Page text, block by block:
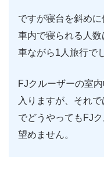
ですが寝台を斜め
車内で寝られる人
車ながら1人旅行で
FJクルーザーの室
入りますが、それ
でどうやってもFJ
望めません。